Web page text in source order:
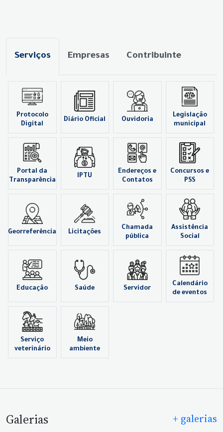
Serviços Empresas Contribuinte
Protocolo
Digital
Diário Oficial Ouvidoria
Legislação
municipal
Portal da
Transparência
IPTU
Endereços e
Contatos
Concursos e
PSS
Georreferência Licitações
Chamada
pública
Assistência
Social
Educação Saúde Servidor
Calendário
de eventos
Serviço
veterinário
Meio
ambiente
Galerias + galerias